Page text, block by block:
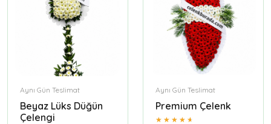
Aynı Gün Teslimat
Beyaz Lüks Düğün
Çelengi
Aynı Gün Teslimat
Premium Çelenk